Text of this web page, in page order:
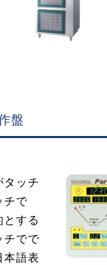
盤
タッチ
チで
する
チでで
本語表